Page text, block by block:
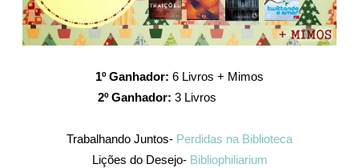
1º Ganhador: 6 Livros + Mimos
2º Ganhador: 3 Livros
Trabalhando Juntos- Perdidas na Biblioteca
Lições do Desejo- Bibliophiliarium